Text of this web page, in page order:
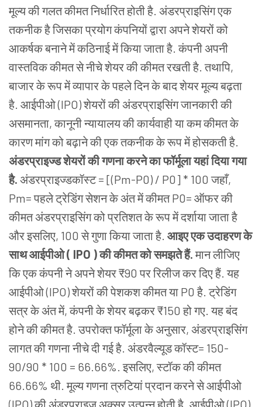
मूल्य की गलत कीमत निर्धारित होती है. अंडरप्राइसिंग एक
तकनीक है जिसका प्रयोग कंपनियों द्वारा अपने शेयरों को
आकर्षक बनाने में कठिनाई में किया जाता है. कंपनी अपनी
वास्तविक कीमत से नीचे शेयर की कीमत रखती है. तथापि,
बाजार के रूप में व्यापार के पहले दिन के बाद शेयर मूल्य बढ़ता
है. आईपीओ (IPO) शेयरों की अंडरप्राइसिंग जानकारी की
असमानता, कानूनी न्यायालय की कार्यवाही या कम कीमत के
कारण मांग को बढ़ाने की एक तकनीक के रूप में होसकती है.
अंडरप्राइज्ड शेयरों की गणना करने का फॉर्मूला यहां दिया गया
है. अंडरप्राइज्डकॉस्ट = [(Pm-P0) / P0] * 100 जहाँ,
Pm= पहले ट्रेडिंग सेशन के अंत में कीमत P0= ऑफर की
कीमत अंडरप्राइसिंग को प्रतिशत के रूप में दर्शाया जाता है
और इसलिए, 100 से गुणा किया जाता है. आइए एक उदाहरण के
साथ आईपीओ ( IPO ) की कीमत को समझते हैं.मान लीजिए
कि एक कंपनी ने अपने शेयर ₹90 पर रिलीज कर दिए हैं. यह
आईपीओ (IPO) शेयरों की पेशकश कीमत या P0 है. ट्रेडिंग
सत्र के अंत में, कंपनी के शेयर बढ़कर ₹150 हो गए. यह बंद
होने की कीमत है. उपरोक्त फॉर्मूला के अनुसार, अंडरप्राइसिंग
लागत की गणना नीचे दी गई है. अंडरवैल्यूड कॉस्ट= 150-
90/90 * 100 = 66.66%. इसलिए, स्टॉक की कीमत
66.66% थी. मूल्य गणना त्रुटियां प्रदान करने से आईपीओ
(IPO) की अंडरप्राइज़ अक्सर उत्पन्न होती है. आईपीओ (IPO)